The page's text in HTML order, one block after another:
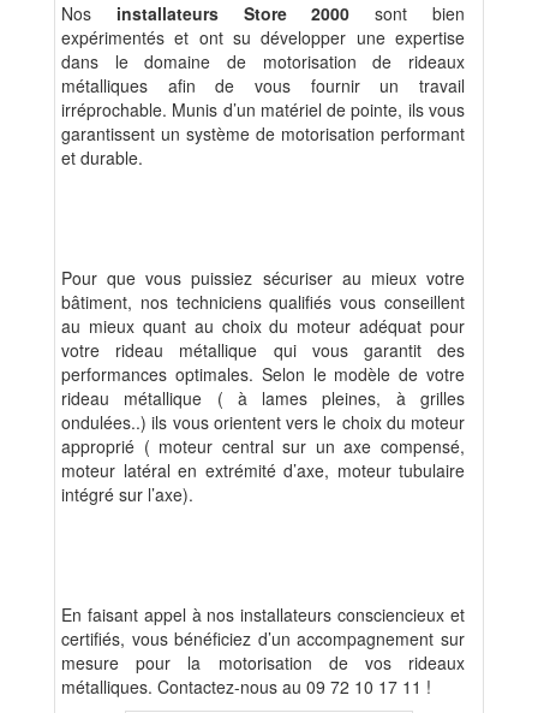
Nos installateurs Store 2000 sont bien
expérimentés et ont su développer une expertise
dans le domaine de motorisation de rideaux
métalliques afin de vous fournir un travail
irréprochable. Munis d’un matériel de pointe, ils vous
garantissent un système de motorisation performant
et durable.
Pour que vous puissiez sécuriser au mieux votre
bâtiment, nos techniciens qualifiés vous conseillent
au mieux quant au choix du moteur adéquat pour
votre rideau métallique qui vous garantit des
performances optimales. Selon le modèle de votre
rideau métallique ( à lames pleines, à grilles
ondulées..) ils vous orientent vers le choix du moteur
approprié ( moteur central sur un axe compensé,
moteur latéral en extrémité d’axe, moteur tubulaire
intégré sur l’axe).
En faisant appel à nos installateurs consciencieux et
certifiés, vous bénéficiez d’un accompagnement sur
mesure pour la motorisation de vos rideaux
métalliques. Contactez-nous au 09 72 10 17 11 !